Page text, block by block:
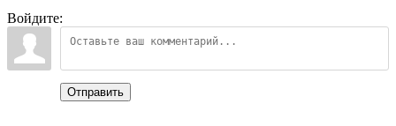
Войдите:
Отправить